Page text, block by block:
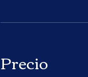
Precio